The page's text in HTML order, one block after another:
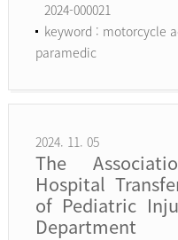
2024-000021
keyword : motorcycle
paramedic
2024. 11. 05
The
Hospital
of Pediatric
Department